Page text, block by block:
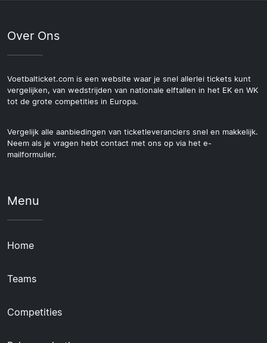
Over Ons
Voetbalticket.com is een website waar je snel allerlei tickets kunt
vergelijken, van wedstrijden van nationale elftallen in het EK en WK
tot de grote competities in Europa.
Vergelijk alle aanbiedingen van ticketleveranciers snel en makkelijk.
Neem als je vragen hebt contact met ons op via het e-
mailformulier.
Menu
Home
Teams
Competities